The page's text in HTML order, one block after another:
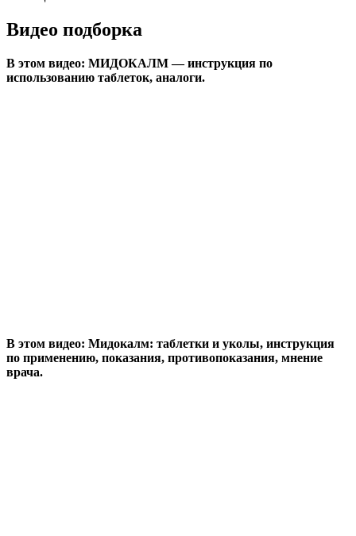
Видео подборка
В этом видео: МИДОКАЛМ — инструкция по
использованию таблеток, аналоги.
В этом видео: Мидокалм: таблетки и уколы, инструкция
по применению, показания, противопоказания, мнение
врача.